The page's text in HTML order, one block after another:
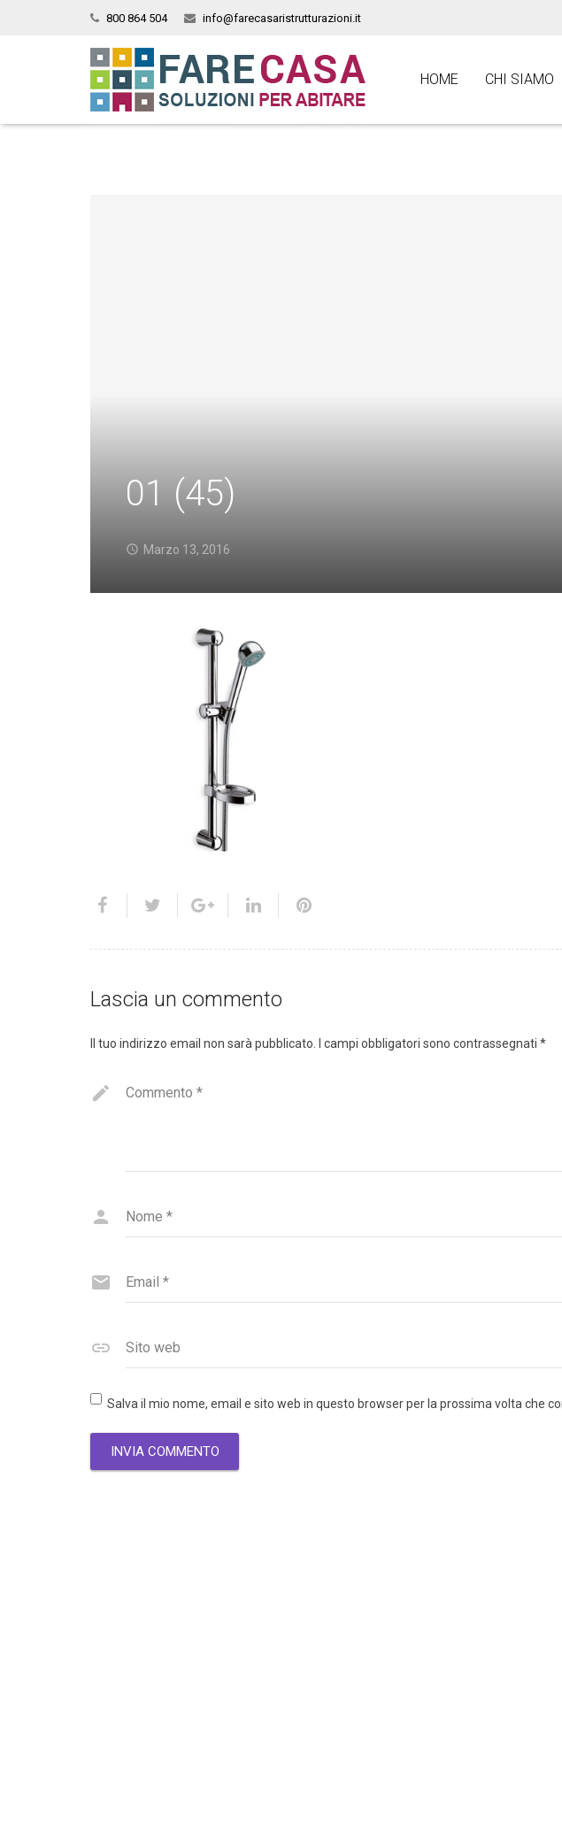
800 864 504 info@farecasaristrutturazioni.it
HOME CHI SIAMO
01 (45)
Marzo 13, 2016
Lascia un commento
Il tuo indirizzo email non sarà pubblicato. I campi obbligatori sono contrassegnati *
Commento *
Nome *
Email *
Sito web
Salva il mio nome, email e sito web in questo browser per la prossima volta che